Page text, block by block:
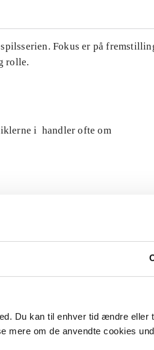
Du kan til enhver tid ændre eller
om de anvendte cookies
Fokus er på
rolle.
i handler ofte om